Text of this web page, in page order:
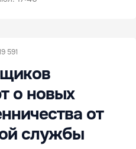
591
о новых
от
службы